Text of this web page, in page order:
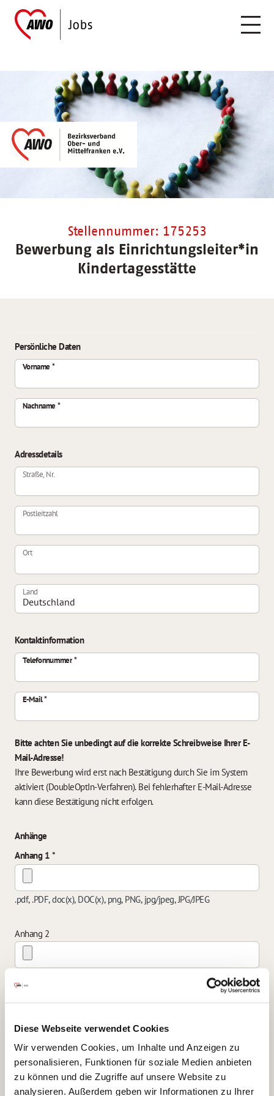
Diese Webseite verwendet Cookies
Wir verwenden Cookies, um Inhalte und Anzeigen zu
personalisieren, Funktionen für soziale Medien anbieten
zu können und die Zugriffe auf unsere Website zu
analysieren. Außerdem geben wir Informationen zu Ihrer
Stellennummer: 175253
Bewerbung als Einrichtungsleiter*in
Kindertagesstätte
Persönliche Daten
Vorname
Nachname
Adressdetails
Straße, Nr.
Postleitzahl
Ort
Land
Kontaktinformation
Telefonnummer
E-Mail
Bitte achten Sie unbedingt auf die korrekte Schreibweise Ihrer E-
Mail-Adresse!
Ihre Bewerbung wird erst nach Bestätigung durch Sie im System
aktiviert (DoubleOptIn-Verfahren). Bei fehlerhafter E-Mail-Adresse
kann diese Bestätigung nicht erfolgen.
Anhänge
Anhang 1
.pdf, .PDF, doc(x), DOC(x), png, PNG, jpg/jpeg, JPG/JPEG
Anhang 2
.pdf, .PDF, doc(x), DOC(x), png, PNG, jpg/jpeg, JPG/JPEG
.pdf, .PDF, doc(x), DOC(x), png, PNG, jpg/jpeg, JPG/JPEG
Anhang 4